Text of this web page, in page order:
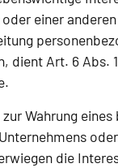
einer
dient Art. 6 Abs. 1
Wahrung
die